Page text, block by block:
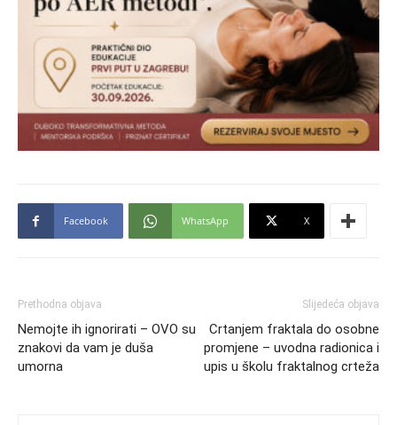
Facebook WhatsApp X
Prethodna objava
Nemojte ih ignorirati – OVO su
znakovi da vam je duša
umorna
Slijedeća objava
Crtanjem fraktala do osobne
promjene – uvodna radionica i
upis u školu fraktalnog crteža